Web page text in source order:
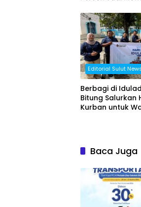
Libur Sekolah
Editorial Sulut
Berbagi di
Bitung Salurkan
Kurban untuk
Baca Juga